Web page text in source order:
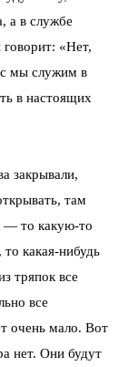
а в службе
«Нет,
мы служим в
в настоящих
закрывали,
там
— то какую-то
какая-нибудь
тряпок все
все
очень мало. Вот
нет. Они будут